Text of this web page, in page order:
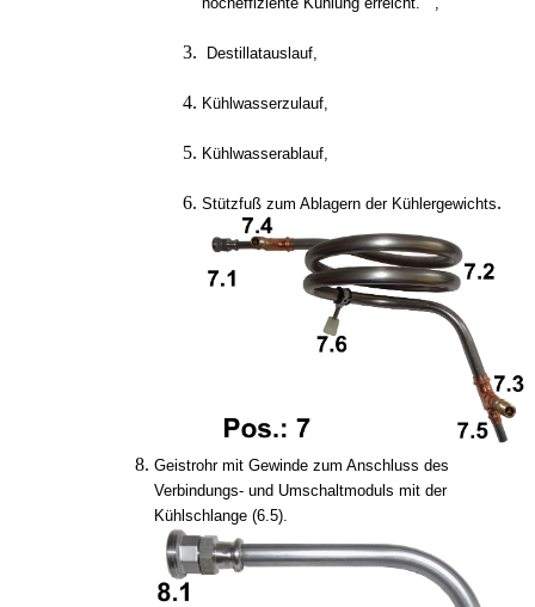
Destillatauslauf,
Kühlwasserzulauf,
Kühlwasserablauf,
Stützfuß zum Ablagern der Kühlergewichts.
Geistrohr mit Gewinde zum Anschluss des
Verbindungs- und Umschaltmoduls mit der
Kühlschlange (6.5).